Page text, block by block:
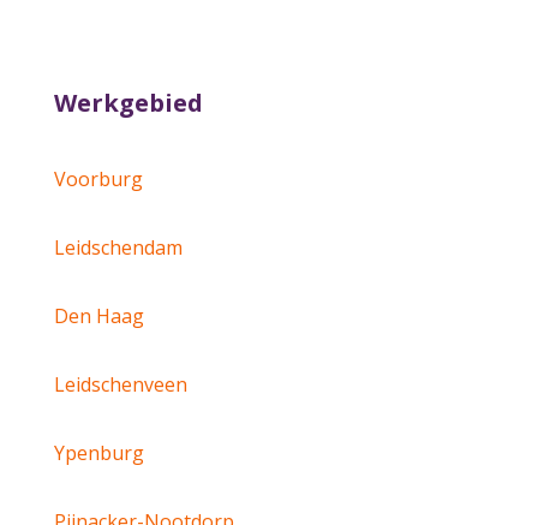
Werkgebied
Voorburg
Leidschendam
Den Haag
Leidschenveen
Ypenburg